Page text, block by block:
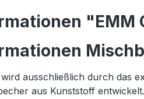
"EMM
ausschließlich durch das
aus Kunststoff